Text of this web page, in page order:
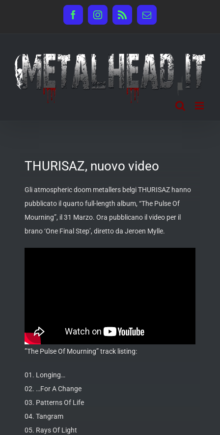
FacebookInstagram
Rss Email
THURISAZ, nuovo video
Gli atmospheric doom metallers belgi THURISAZ hanno
pubblicato il quarto full-length album, “The Pulse Of
Mourning”, il 31 Marzo. Ora pubblicano il video per il
brano ‘One Final Step’, diretto da Jeroen Mylle.
”The Pulse Of Mourning” track listing:
01. Longing…
02. …For A Change
03. Patterns Of Life
04. Tangram
05. Rays Of Light